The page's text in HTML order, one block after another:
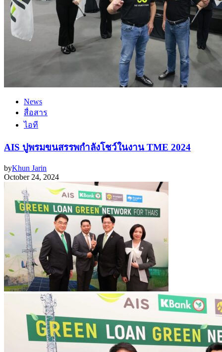
News
สื่อสาร
ไอที
AIS ปูพรมขนสรรพกำลังโชว์ในงาน TME 2024
byKhun Jarin
October 24, 2024